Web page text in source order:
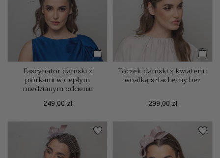
Fascynator damski z
piórkami w ciepłym
miedzianym odcieniu
Cena
249,00 zł
Toczek damski z kwiatem i
woalką szlachetny beż
Cena
299,00 zł